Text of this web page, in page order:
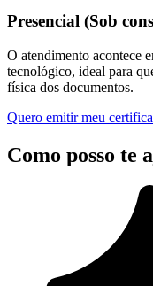
Presencial (Sob
O atendimento acontece
tecnológico, ideal para
física dos documentos.
Quero emitir meu
Como posso te